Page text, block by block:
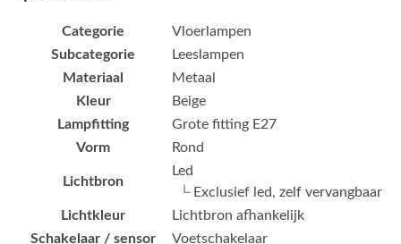
Categorie
Vloerlampen
Subcategorie
Leeslampen
Materiaal
Metaal
Kleur
Beige
Lampfitting
Grote fitting E27
Vorm
Rond
Lichtbron
Led
└ Exclusief led, zelf vervangbaar
Lichtkleur
Lichtbron afhankelijk
Schakelaar / sensor
Voetschakelaar